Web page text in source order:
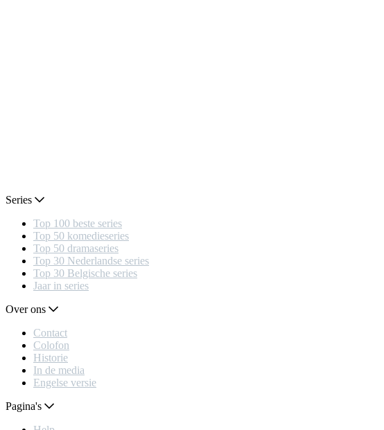
Series
Top 100 beste series
Top 50 komedieseries
Top 50 dramaseries
Top 30 Nederlandse series
Top 30 Belgische series
Jaar in series
Over ons
Contact
Colofon
Historie
In de media
Engelse versie
Pagina's